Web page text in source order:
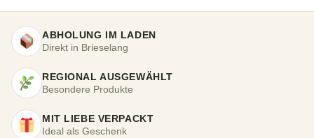
ABHOLUNG IM LADEN
Direkt in Brieselang
REGIONAL AUSGEWÄHLT
Besondere Produkte
MIT LIEBE VERPACKT
Ideal als Geschenk